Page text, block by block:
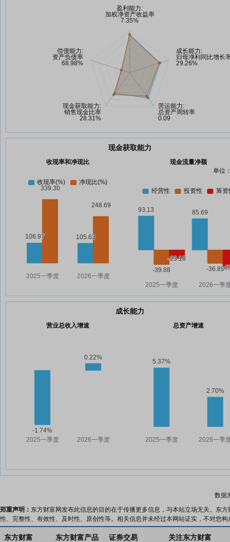
现金获取能力
收现率和净现比
现金流量净额
单位
成长能力
营业总收入增速 总资产增速
数据
郑重声明： 东方财富网发布此信息的目的在于传播更多信息，与本站立场无关。东
性、完整性、有效性、及时性、原创性等。相关信息并未经过本网站证实，不对您
东方财富 东方财富产品 证券交易 关注东方财富